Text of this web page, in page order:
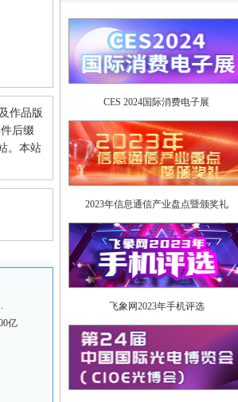
作品版
后缀
。本站
亿
CES 2024国际消费电子展
2023年信息通信产业盘点暨颁奖礼
飞象网2023年手机评选